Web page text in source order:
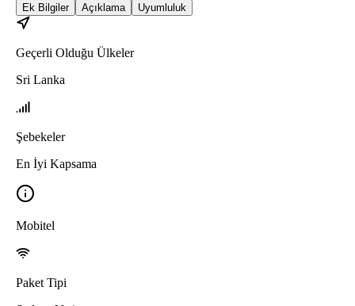
Ek Bilgiler Açıklama Uyumluluk
Geçerli Olduğu Ülkeler
Sri Lanka
Şebekeler
En İyi Kapsama
Mobitel
Paket Tipi